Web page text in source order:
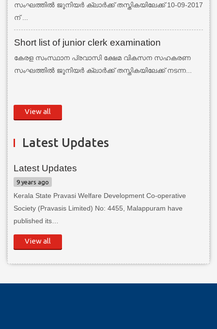
സംഘത്തില്‍ ജൂനിയര്‍ ക്ലാര്‍ക്ക് തസ്തികയിലേക്ക് 10-09-2017
ന് ...
Short list of junior clerk examination
കേരള സംസ്ഥാന പ്രവാസി ക്ഷേമ വികസന സഹകരണ
സംഘത്തില്‍ ജൂനിയര്‍ ക്ലാര്‍ക്ക് തസ്തികയിലേക്ക് നടന്ന...
View all
Latest Updates
Latest Updates
9 years ago
Kerala State Pravasi Welfare Development Co-operative
Society (Pravasis Limited) No: 4455, Malappuram have
published its…
View all